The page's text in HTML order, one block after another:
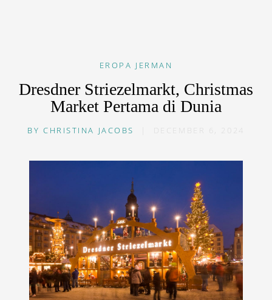
EROPA JERMAN
Dresdner Striezelmarkt, Christmas
Market Pertama di Dunia
BY CHRISTINA JACOBS DECEMBER 6, 2024